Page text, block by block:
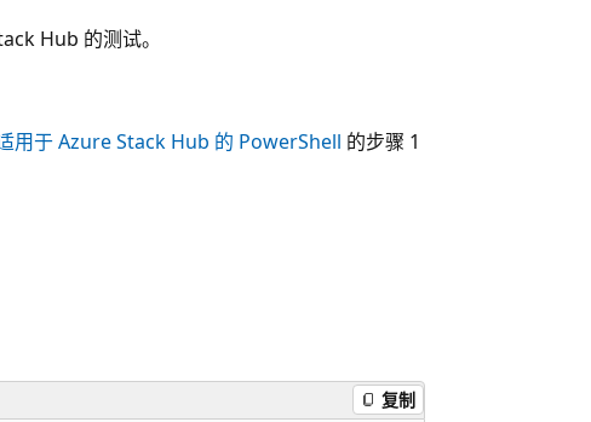
Hub 的测试。
用于 Azure Stack Hub 的 PowerShell 的步骤 1
复制